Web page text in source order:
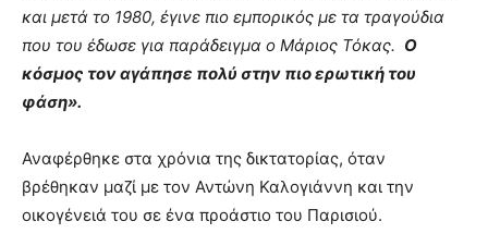
και μετά το 1980, έγινε πιο εμπορικός με τα τραγούδια
που του έδωσε για παράδειγμα ο Μάριος Τόκας. Ο
κόσμος τον αγάπησε πολύ στην πιο ερωτική του
φάση».
Αναφέρθηκε στα χρόνια της δικτατορίας, όταν
βρέθηκαν μαζί με τον Αντώνη Καλογιάννη και την
οικογένειά του σε ένα προάστιο του Παρισιού.